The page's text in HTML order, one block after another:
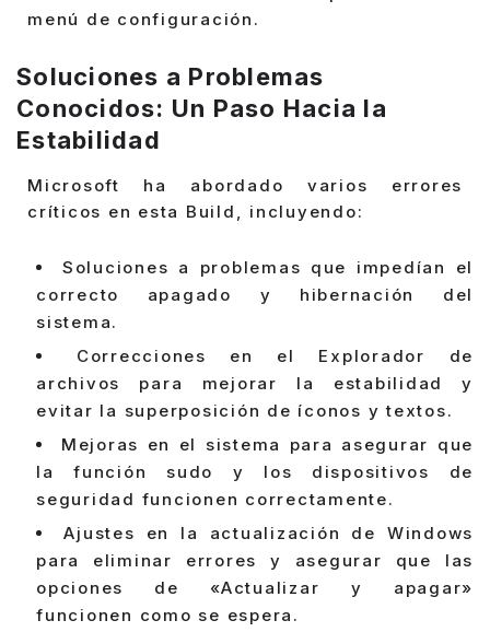
menú de configuración.
Soluciones a Problemas
Conocidos: Un Paso Hacia la
Estabilidad
Microsoft ha abordado varios errores
críticos en esta Build, incluyendo:
Soluciones a problemas que impedían el
correcto apagado y hibernación del
sistema.
Correcciones en el Explorador de
archivos para mejorar la estabilidad y
evitar la superposición de íconos y textos.
Mejoras en el sistema para asegurar que
la función sudo y los dispositivos de
seguridad funcionen correctamente.
Ajustes en la actualización de Windows
para eliminar errores y asegurar que las
opciones de «Actualizar y apagar»
funcionen como se espera.